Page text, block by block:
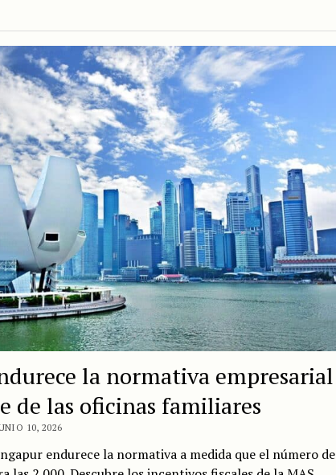
la normativa empresarial
de las oficinas familiares
10, 2026
endurece la normativa a medida que el número de